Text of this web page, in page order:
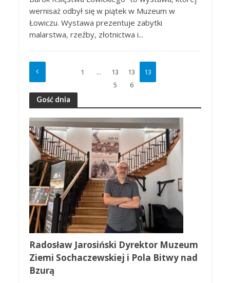
wernisaż odbył się w piątek w Muzeum w
Łowiczu. Wystawa prezentuje zabytki
malarstwa, rzeźby, złotnictwa i...
1 …
13
5
13
6
13
7
Gość dnia
Radosław Jarosiński Dyrektor Muzeum
Ziemi Sochaczewskiej i Pola Bitwy nad
Bzurą